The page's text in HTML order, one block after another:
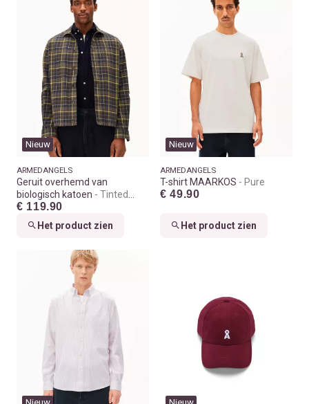
Nieuw
ARMEDANGELS
Geruit overhemd van
biologisch katoen
Tinted
navy
€ 119.90
Het product zien
Nieuw
ARMEDANGELS
T-shirt MAARKOS Pure
€ 49.90
Het product zien